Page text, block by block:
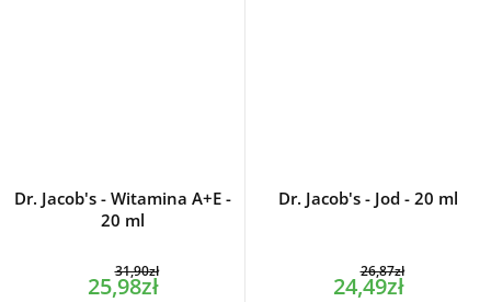
Dr. Jacob's - Witamina A+E -
20 ml
31,90zł
25,98zł
Dr. Jacob's - Jod - 20 ml
26,87zł
24,49zł